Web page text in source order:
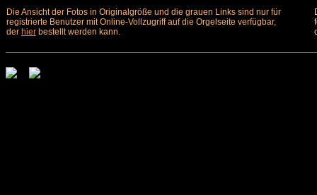
Die Ansicht der Fotos in Originalgröße und die grauen Links sind nur für
registrierte Benutzer mit Online-Vollzugriff auf die Orgelseite verfügbar,
der hier bestellt werden kann.